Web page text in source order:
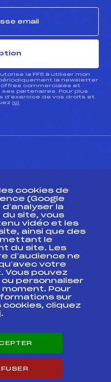
la FFS à utiliser mon
la newsletter
offres commerciales et
ses partenaires. Pour plus
d’exercice de vos droits et
ici
fédéral
Suivi
cookies de
(Google
la
site, vous
vidéo et les
ainsi que des
le
du site. Les
d’audience ne
votre
Vous pouvez
personnaliser
Pour
sur
cliquez
.